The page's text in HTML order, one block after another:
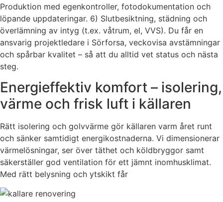
Produktion med egenkontroller, fotodokumentation och
löpande uppdateringar. 6) Slutbesiktning, städning och
överlämning av intyg (t.ex. våtrum, el, VVS). Du får en
ansvarig projektledare i Sörforsa, veckovisa avstämningar
och spårbar kvalitet – så att du alltid vet status och nästa
steg.
Energieffektiv komfort – isolering,
värme och frisk luft i källaren
Rätt isolering och golvvärme gör källaren varm året runt
och sänker samtidigt energikostnaderna. Vi dimensionerar
värmelösningar, ser över täthet och köldbryggor samt
säkerställer god ventilation för ett jämnt inomhusklimat.
Med rätt belysning och ytskikt får